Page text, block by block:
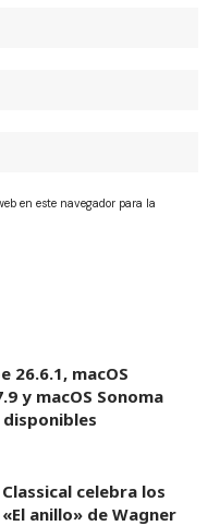
en este navegador para la
26.6.1, macOS
y macOS Sonoma
celebra los
anillo» de Wagner